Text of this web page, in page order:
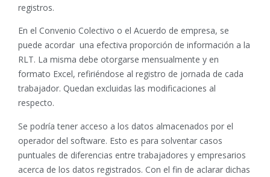
registros.
En el Convenio Colectivo o el Acuerdo de empresa, se
puede acordar una efectiva proporción de información a la
RLT. La misma debe otorgarse mensualmente y en
formato Excel, refiriéndose al registro de jornada de cada
trabajador. Quedan excluidas las modificaciones al
respecto.
Se podría tener acceso a los datos almacenados por el
operador del software. Esto es para solventar casos
puntuales de diferencias entre trabajadores y empresarios
acerca de los datos registrados. Con el fin de aclarar dichas